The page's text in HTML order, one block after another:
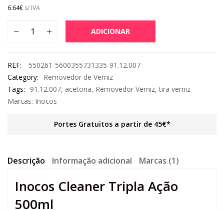
6.64€ s/ IVA
ADICIONAR
REF:
550261-5600355731335-91.12.007
Category:
Removedor de Verniz
Tags:
91.12.007, acetona, Removedor Verniz,tira verniz
Marcas: Inocos
Portes Gratuitos a partir de 45€*
Descrição Informação adicional Marcas (1)
Inocos Cleaner Tripla Ação
500ml